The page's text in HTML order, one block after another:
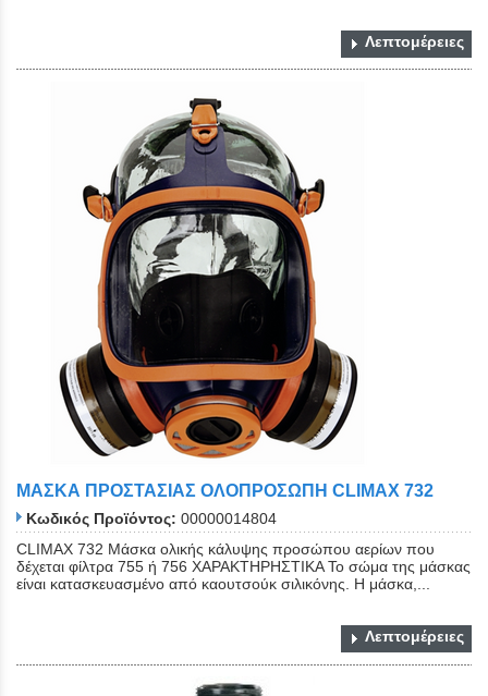
Λεπτομέρειες
ΜΑΣΚΑ ΠΡΟΣΤΑΣΙΑΣ ΟΛΟΠΡΟΣΩΠΗ CLIMAX 732
Κωδικός Προϊόντος: 00000014804
CLIMAX 732 Μάσκα ολικής κάλυψης προσώπου αερίων που
δέχεται φίλτρα 755 ή 756 ΧΑΡΑΚΤΗΡΗΣΤΙΚΑ Το σώμα της μάσκας
είναι κατασκευασμένο από καουτσούκ σιλικόνης. Η μάσκα,...
Λεπτομέρειες